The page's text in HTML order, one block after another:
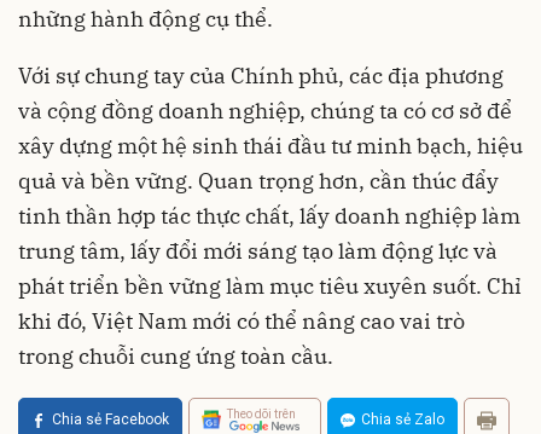
những hành động cụ thể.
Với sự chung tay của Chính phủ, các địa phương
và cộng đồng doanh nghiệp, chúng ta có cơ sở để
xây dựng một hệ sinh thái đầu tư minh bạch, hiệu
quả và bền vững. Quan trọng hơn, cần thúc đẩy
tinh thần hợp tác thực chất, lấy doanh nghiệp làm
trung tâm, lấy đổi mới sáng tạo làm động lực và
phát triển bền vững làm mục tiêu xuyên suốt. Chỉ
khi đó, Việt Nam mới có thể nâng cao vai trò
trong chuỗi cung ứng toàn cầu.
Chia sẻ Facebook Theo dõi trên Chia sẻ Zalo